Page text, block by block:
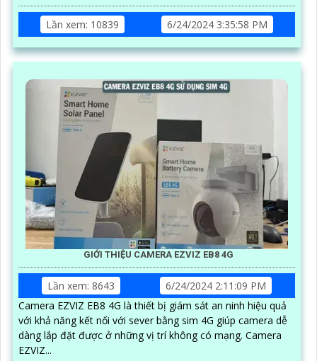
Lần xem: 10839 6/24/2024 3:35:58 PM
GIỚI THIỆU CAMERA EZVIZ EB8 4G
Lần xem: 8643
6/24/2024 2:11:09 PM
Camera EZVIZ EB8 4G là thiết bị giám sát an ninh hiệu quả
với khả năng kết nối với sever bằng sim 4G giúp camera dễ
dàng lắp đặt được ở những vị trí không có mạng. Camera
EZVIZ...